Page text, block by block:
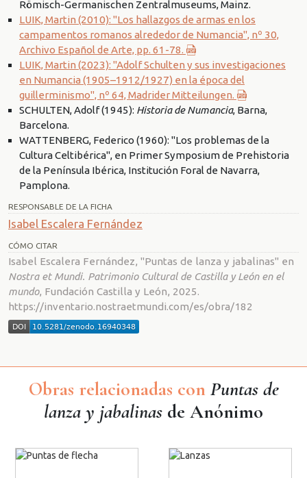
Römisch-Germanischen Zentralmuseums, Mainz.
LUIK, Martin (2010): "Los hallazgos de armas en los
campamentos romanos alrededor de Numancia", nº 30,
Archivo Español de Arte, pp. 61-78.
LUIK, Martin (2023): "Adolf Schulten y sus investigaciones
en Numancia (1905–1912/1927) en la época del
guillerminismo", nº 64, Madrider Mitteilungen.
SCHULTEN, Adolf (1945): Historia de Numancia, Barna,
Barcelona.
WATTENBERG, Federico (1960): "Los problemas de la
Cultura Celtibérica", en Primer Symposium de Prehistoria
de la Península Ibérica, Institución Foral de Navarra,
Pamplona.
RESPONSABLE DE LA FICHA
Isabel Escalera Fernández
CÓMO CITAR
Isabel Escalera Fernández, "Puntas de lanza y jabalinas" en
Nostra et Mundi. Patrimonio Cultural de Castilla y León en el
mundo, Fundación Castilla y León, 2025.
https://inventario.nostraetmundi.com/es/obra/182
Obras relacionadas con Puntas de
lanza y jabalinas de Anónimo